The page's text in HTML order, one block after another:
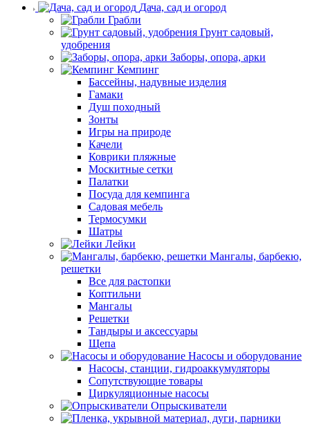
Дача, сад и огород
Грабли
Грунт садовый,
удобрения
Заборы, опора, арки
Кемпинг
Бассейны, надувные изделия
Гамаки
Душ походный
Зонты
Игры на природе
Качели
Коврики пляжные
Москитные сетки
Палатки
Посуда для кемпинга
Садовая мебель
Термосумки
Шатры
Лейки
Мангалы, барбекю,
решетки
Все для растопки
Коптильни
Мангалы
Решетки
Тандыры и аксессуары
Щепа
Насосы и оборудование
Насосы, станции, гидроаккумуляторы
Сопутствующие товары
Циркуляционные насосы
Опрыскиватели